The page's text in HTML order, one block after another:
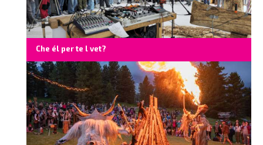
Che él per te l vet?